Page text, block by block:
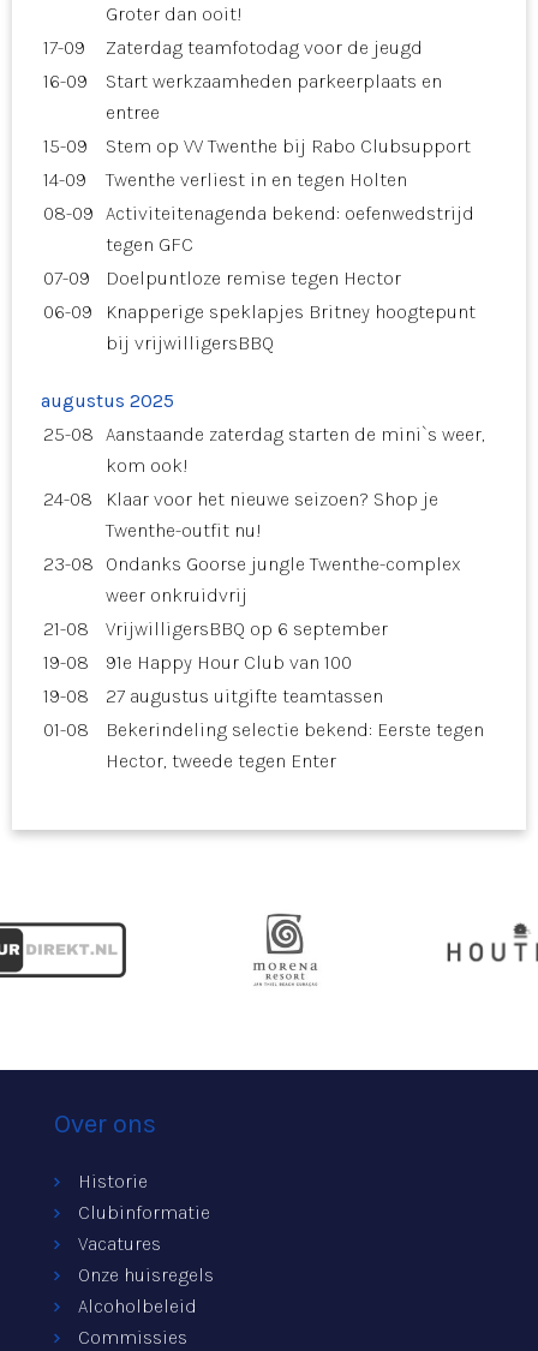
Groter dan ooit!
17-09
Zaterdag teamfotodag voor de jeugd
16-09
Start werkzaamheden parkeerplaats en
entree
15-09
Stem op VV Twenthe bij Rabo Clubsupport
14-09
Twenthe verliest in en tegen Holten
08-09 Activiteitenagenda bekend: oefenwedstrijd
tegen GFC
07-09
Doelpuntloze remise tegen Hector
06-09
Knapperige speklapjes Britney hoogtepunt
bij vrijwilligersBBQ
augustus 2025
25-08 Aanstaande zaterdag starten de mini`s weer,
kom ook!
24-08
Klaar voor het nieuwe seizoen? Shop je
Twenthe-outfit nu!
23-08
Ondanks Goorse jungle Twenthe-complex
weer onkruidvrij
21-08
VrijwilligersBBQ op 6 september
19-08
91e Happy Hour Club van 100
19-08
27 augustus uitgifte teamtassen
01-08
Bekerindeling selectie bekend: Eerste tegen
Hector, tweede tegen Enter
Over ons
Historie
Clubinformatie
Vacatures
Onze huisregels
Alcoholbeleid
Commissies